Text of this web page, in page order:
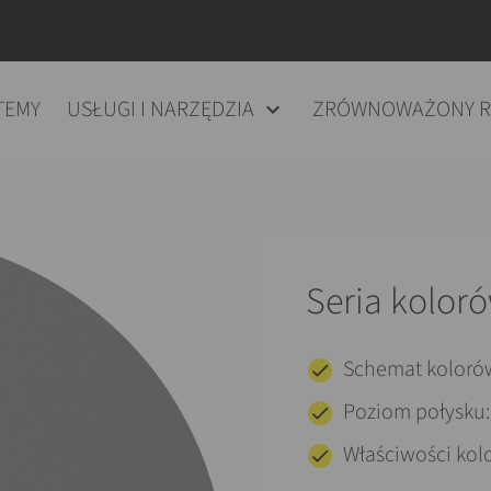
USŁUGI I NARZĘDZIA ZRÓWNOWAŻONY
Seria
Schemat
Poziom
Właściwości